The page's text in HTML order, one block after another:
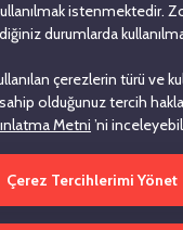
Sokak, No: 1,
İstanbul
Bilgi Toplumu
istenmektedir.
durumlarda
çerezlerin türü ve
olduğunuz tercih
Metni ’ni
Çerez Tercihlerimi Yönet